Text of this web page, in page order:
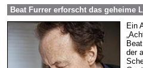
Beat Furrer erforscht das geheime
Ein
der